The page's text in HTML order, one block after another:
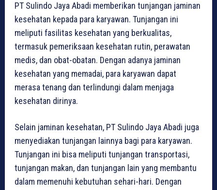
PT Sulindo Jaya Abadi memberikan tunjangan jaminan
kesehatan kepada para karyawan. Tunjangan ini
meliputi fasilitas kesehatan yang berkualitas,
termasuk pemeriksaan kesehatan rutin, perawatan
medis, dan obat-obatan. Dengan adanya jaminan
kesehatan yang memadai, para karyawan dapat
merasa tenang dan terlindungi dalam menjaga
kesehatan dirinya.
Selain jaminan kesehatan, PT Sulindo Jaya Abadi juga
menyediakan tunjangan lainnya bagi para karyawan.
Tunjangan ini bisa meliputi tunjangan transportasi,
tunjangan makan, dan tunjangan lain yang membantu
dalam memenuhi kebutuhan sehari-hari. Dengan